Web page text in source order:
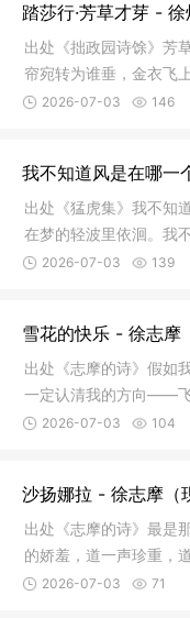
踏莎行·芳草才芽 - 徐
出处《拙政园诗馀》芳
帘宛转为谁垂，金衣飞
点红无语
2026-07-03 146
我不知道风是在哪一
出处《猛虎集》我不知
在梦的轻波里依洄。我
中，她的
2026-07-03 139
雪花的快乐 - 徐志摩
出处《志摩的诗》假如
一定认清我的方向——
方向。不
2026-07-03 104
沙扬娜拉 - 徐志摩（
出处《志摩的诗》最是
的娇羞，道一声珍重，
——沙扬
2026-07-03 71